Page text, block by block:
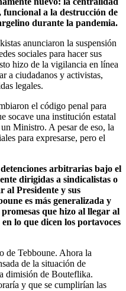
a la destrucción de
durante la pandemia.
anunciaron la suspensión
sociales para hacer sus
hizo de la vigilancia en línea
a ciudadanos y activistas,
legales.
el código penal para
socave una institución estatal
Ministro. A pesar de eso, la
para expresarse, pero el
arbitrarias bajo el
dirigidas a sindicalistas o
al Presidente y sus
es más generalizada y
que hizo al llegar al
lo que dicen los portavoces
de Tebboune. Ahora la
de la situación de
dimisión de Bouteflika.
y que se cumplirían las